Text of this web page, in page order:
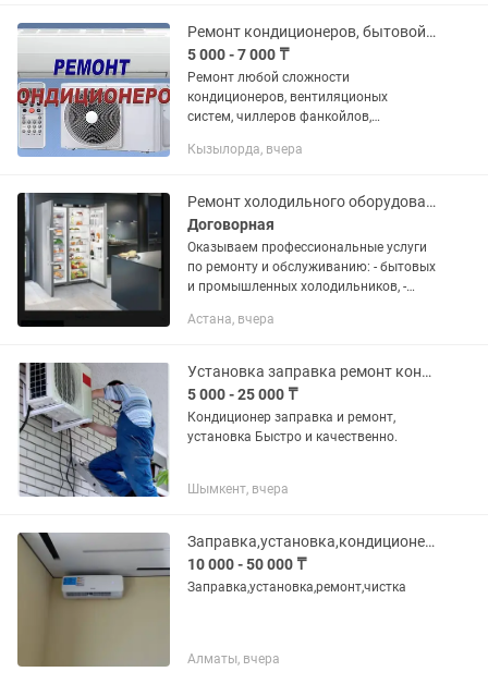
монтаж...
Ремонт кондиционеров, бытовой техники, и промышленной
5 000 - 7 000 ₸
Ремонт любой сложности
кондиционеров, вентиляционых
систем, чиллеров фанкойлов,
столового оборудования. - Заправка
Профилактика мойка...
Кызылорда, вчера
Ремонт холодильного оборудования
Договорная
Оказываем профессиональные услуги
по ремонту и обслуживанию: - бытовых
и промышленных холодильников, -
для магазинов, Что мы предлагаем: -
Астана, вчера
Установка заправка ремонт кондиционеров. переустановка
5 000 - 25 000 ₸
Кондиционер заправка и ремонт,
установка Быстро и качественно.
Шымкент, вчера
Заправка,установка,кондиционеров,чистка,обслуживание
10 000 - 50 000 ₸
Заправка,установка,ремонт,чистка
Алматы, вчера